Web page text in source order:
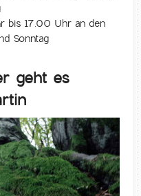
bis 17.00 Uhr an den
Sonntag
geht es